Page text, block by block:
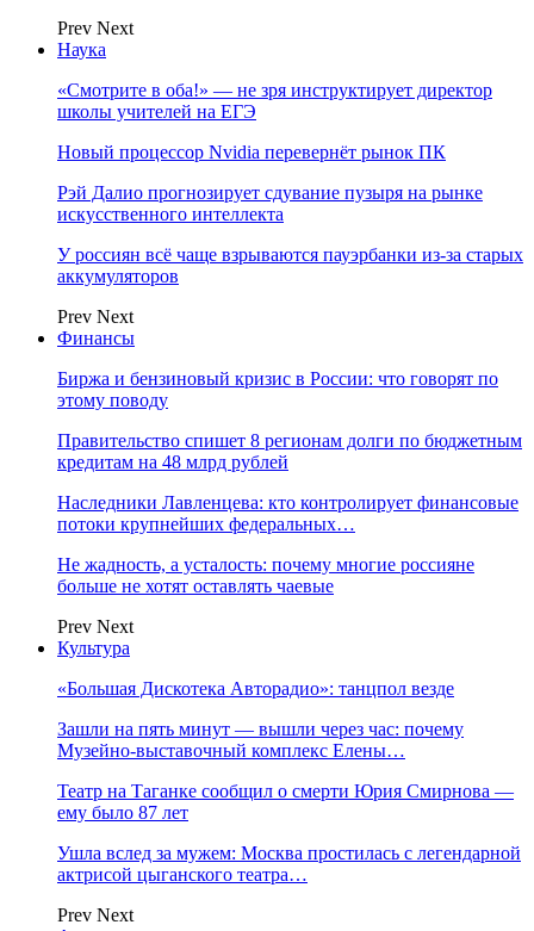
Prev Next
Наука
«Смотрите в оба!» — не зря инструктирует директор
школы учителей на ЕГЭ
Новый процессор Nvidia перевернёт рынок ПК
Рэй Далио прогнозирует сдувание пузыря на рынке
искусственного интеллекта
У россиян всё чаще взрываются пауэрбанки из-за старых
аккумуляторов
Prev Next
Финансы
Биржа и бензиновый кризис в России: что говорят по
этому поводу
Правительство спишет 8 регионам долги по бюджетным
кредитам на 48 млрд рублей
Наследники Лавленцева: кто контролирует финансовые
потоки крупнейших федеральных…
Не жадность, а усталость: почему многие россияне
больше не хотят оставлять чаевые
Prev Next
Культура
«Большая Дискотека Авторадио»: танцпол везде
Зашли на пять минут — вышли через час: почему
Музейно-выставочный комплекс Елены…
Театр на Таганке сообщил о смерти Юрия Смирнова —
ему было 87 лет
Ушла вслед за мужем: Москва простилась с легендарной
актрисой цыганского театра…
Prev Next